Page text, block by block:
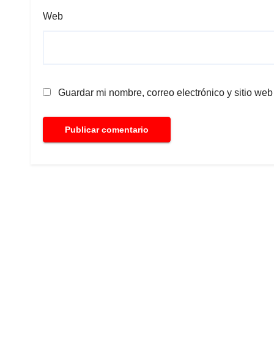
Web
Guardar mi nombre, correo electrónico y sitio